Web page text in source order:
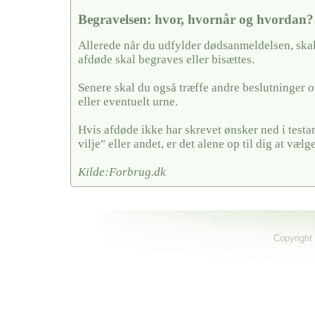
Begravelsen: hvor, hvornår og hvordan?
Allerede når du udfylder dødsanmeldelsen,
afdøde skal begraves eller bisættes.
Senere skal du også træffe andre beslutninger
eller eventuelt urne.
Hvis afdøde ikke har skrevet ønsker ned i
vilje" eller andet, er det alene op til dig at
Kilde:Forbrug.dk